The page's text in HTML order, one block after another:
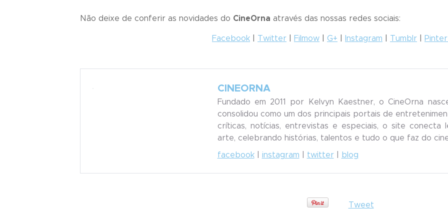
Não deixe de conferir as novidades do CineOrna através das nossas redes sociais:
Facebook Twitter Filmow G+ Instagram Tumblr
CINEORNA
Fundado em 2011 por Kelvyn Kaestner, o CineOrna
consolidou como um dos principais portais de
críticas, notícias, entrevistas e especiais, o site conecta
arte, celebrando histórias, talentos e tudo o que faz do
facebook| instagram twitter| blog
Tweet